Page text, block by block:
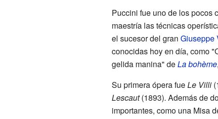
Puccini fue uno de los pocos
maestría las técnicas
el sucesor del gran Giuseppe
conocidas hoy en día, como
gelida manina" deLa bohème
Su primera ópera fueLe Villi
Lescaut(1893). Además de
importantes, como una Misa